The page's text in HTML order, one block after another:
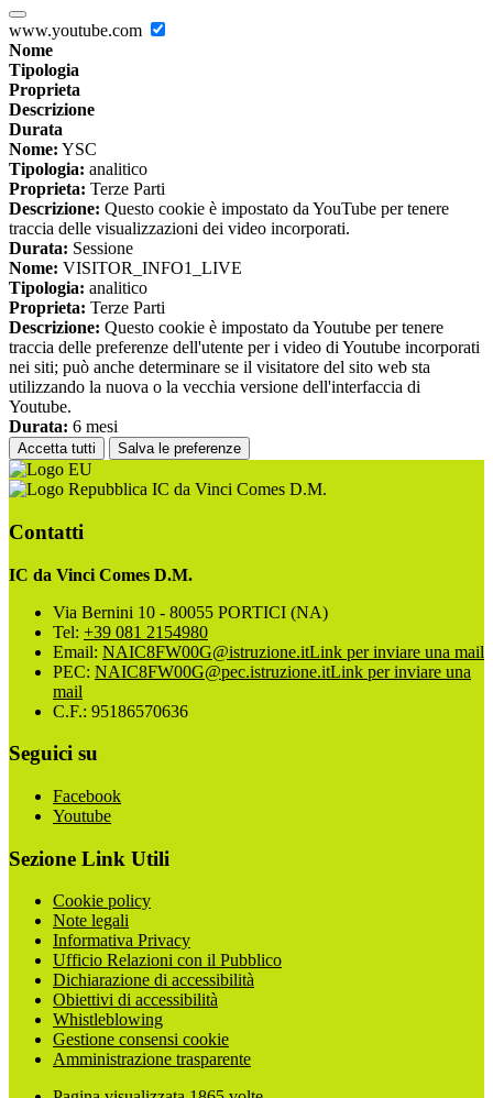
www.youtube.com
Nome
Tipologia
Proprieta
Descrizione
Durata
Nome: YSC
Tipologia: analitico
Proprieta: Terze Parti
Descrizione: Questo cookie è impostato da YouTube per tenere
traccia delle visualizzazioni dei video incorporati.
Durata: Sessione
Nome: VISITOR_INFO1_LIVE
Tipologia: analitico
Proprieta: Terze Parti
Descrizione: Questo cookie è impostato da Youtube per tenere
traccia delle preferenze dell'utente per i video di Youtube incorporati
nei siti; può anche determinare se il visitatore del sito web sta
utilizzando la nuova o la vecchia versione dell'interfaccia di
Youtube.
Durata: 6 mesi
Accetta tutti Salva le preferenze
IC da Vinci Comes D.M.
Contatti
IC da Vinci Comes D.M.
Via Bernini 10 - 80055 PORTICI (NA)
Tel: +39 081 2154980
Email: NAIC8FW00G@istruzione.itLink per inviare una mail
PEC: NAIC8FW00G@pec.istruzione.itLink per inviare una
mail
C.F.: 95186570636
Seguici su
Facebook
Youtube
Sezione Link Utili
Cookie policy
Note legali
Informativa Privacy
Ufficio Relazioni con il Pubblico
Dichiarazione di accessibilità
Obiettivi di accessibilità
Whistleblowing
Gestione consensi cookie
Amministrazione trasparente